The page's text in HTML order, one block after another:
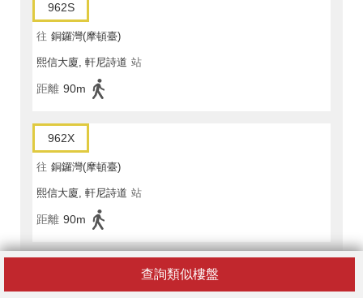
查詢類似樓盤
962S
往 銅鑼灣(摩頓臺)
熙信大廈, 軒尼詩道 站
距離 90m
962X
往 銅鑼灣(摩頓臺)
熙信大廈, 軒尼詩道 站
距離 90m